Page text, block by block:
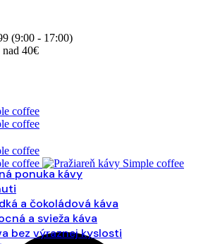
(9:00 - 17:00)
nad 40€
ponuka kávy
a čokoládová káva
a svieža káva
bez výraznej kyslosti